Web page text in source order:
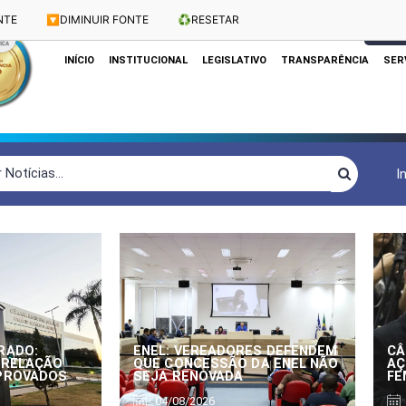
🔽 DIMINUIR FONTE ♻️RESETAR
Dias e Horários das Sessões: Terças e Quartas às 10h
INÍCIO INSTITUCIONAL LEGISLATIVO TRANSPARÊNCIA
ENEL: VEREADORES DEFENDEM
QUE CONCESSÃO DA ENEL NÃO
SEJA RENOVADA
04/08/2026